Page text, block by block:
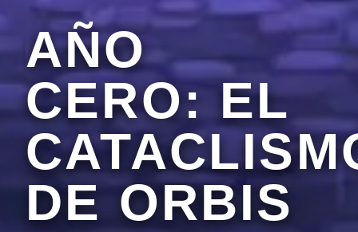
AÑO
CERO: EL
DE ORBIS